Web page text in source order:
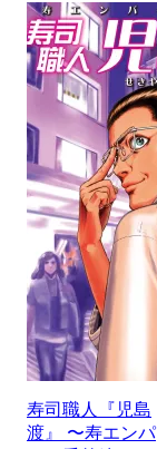
寿司職人『児島
渡』 〜寿エンパ